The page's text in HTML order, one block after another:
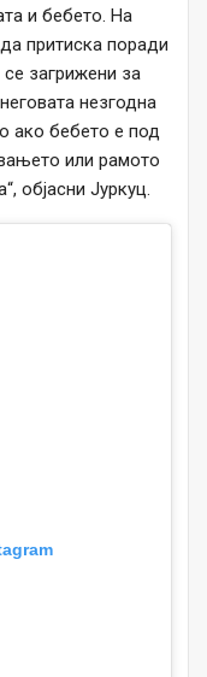
и бебето. На
притиска поради
загрижени за
незгодна
ако бебето е под
или рамото
објасни Јуркуц.